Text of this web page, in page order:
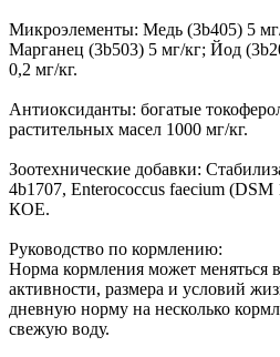
Микроэлементы: Медь (3b405) 5
Марганец (3b503) 5 мг/кг; Йод
0,2 мг/кг.
Антиоксиданты: богатые
растительных масел 1000 мг/кг.
Зоотехнические добавки:
4b1707, Enterococcus faecium
КОЕ.
Руководство по кормлению:
Норма кормления может меняться
активности, размера и условий
дневную норму на несколько
свежую воду.